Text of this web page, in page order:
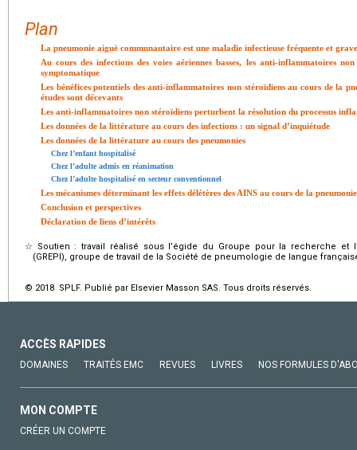
Plan
La pneumonie aiguë communautaire est une maladie infectieuse fréquente et grave
Au cours des infections des voies aériennes basses, les anti-inflammatoires
symptomatique
Les bénéfices potentiels des anti-inflammatoires non stéroïdiens au cours de la
études sont décevants
Les anti-inflammatoires non stéroïdiens perturbent la résolution du processus
Les données de la littérature au cours des infections : un signal d’inquiétude
Les données de la littérature au cours des pneumonies
Chez l’enfant hospitalisé
Chez l’adulte admis en réanimation
Chez l’adulte hospitalisé en secteur conventionnel
Les mécanismes déterminant les effets délétères des AINS au cours de la
Conclusion et perspectives
Déclaration de liens d’intérêts
☆
Soutien : travail réalisé sous l’égide du Groupe pour la recherche et
(GREPI), groupe de travail de la Société de pneumologie de langue
© 2018 SPLF. Publié par Elsevier Masson SAS. Tous droits réservés.
ACCÈS RAPIDES
DOMAINES TRAITÉS EMC REVUES LIVRES NOS FORMULES
MON COMPTE
CRÉER UN COMPTE